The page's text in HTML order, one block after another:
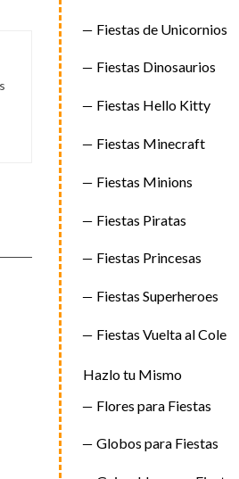
Fiestas de Unicornios
Fiestas Dinosaurios
Fiestas Hello Kitty
Fiestas Minecraft
Fiestas Minions
Fiestas Piratas
Fiestas Princesas
Fiestas Superheroes
Fiestas Vuelta al Cole
Hazlo tu Mismo
Flores para Fiestas
Globos para Fiestas